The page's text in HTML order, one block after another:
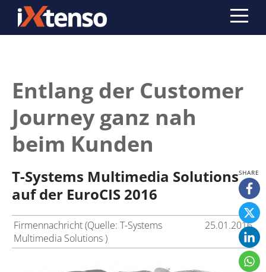
Entlang der Customer
Journey ganz nah
beim Kunden
T-Systems Multimedia Solutions
auf der EuroCIS 2016
Firmennachricht (Quelle: T-Systems
Multimedia Solutions )
25.01.2016